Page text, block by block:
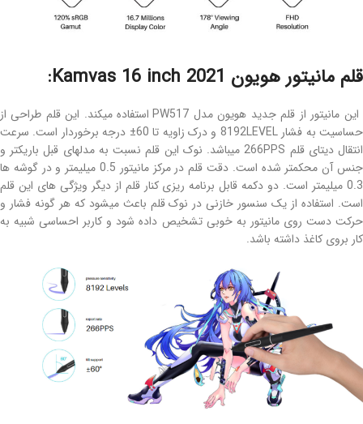
قلم مانیتور هویون Kamvas 16 inch 2021:
این مانیتور از قلم جدید هویون مدل PW517 استفاده میکند. این قلم طراحی از
حساسیت به فشار 8192LEVEL و درک زاویه تا 60± درجه برخوردار است. سرعت
انتقال دیتای قلم 266PPS میباشد. نوک این قلم نسبت به مدلهای قبل باریکتر و
جنس آن محکمتر شده است. دقت قلم در مرکز مانیتور 0.5 میلیمتر و در گوشه ها
0.3 میلیمتر است. دو دکمه قابل برنامه ریزی کنار قلم از دیگر ویژگی های این قلم
است. استفاده از یک سنسور خازنی در نوک قلم باعث میشود که هر گونه فشار و
حرکت دست روی مانیتور به خوبی تشخیص داده شود و کاربر احساسی شبیه به
کار بروی کاغذ داشته باشد.